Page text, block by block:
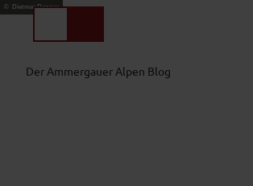
Z© Dietmar Denger
Der Ammergauer Alpen Blog